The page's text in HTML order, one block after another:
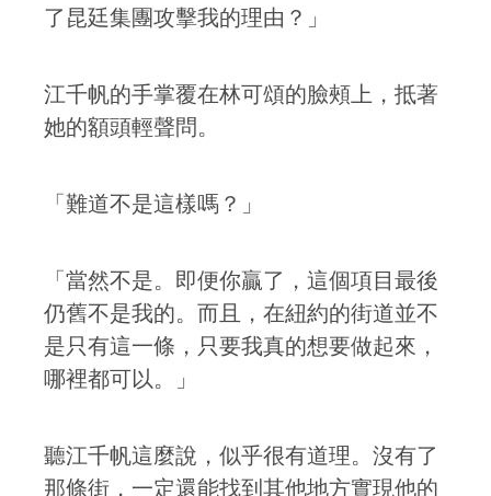
了昆廷集團攻擊我的理由？」
江千帆的手掌覆在林可頌的臉頰上，抵著
她的額頭輕聲問。
「難道不是這樣嗎？」
「當然不是。即便你贏了，這個項目最後
仍舊不是我的。而且，在紐約的街道並不
是只有這一條，只要我真的想要做起來，
哪裡都可以。」
聽江千帆這麼說，似乎很有道理。沒有了
那條街，一定還能找到其他地方實現他的